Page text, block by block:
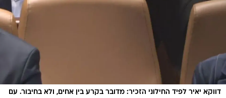
דווקא יאיר לפיד החילוני הזכיר: מדובר בקרע בין אחים, ולא בחיבור. עם